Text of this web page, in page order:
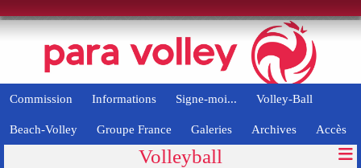
Commission Informations Signe-moi... Volley-Ball
Beach-Volley Groupe France Galeries Archives Accès
Volleyball